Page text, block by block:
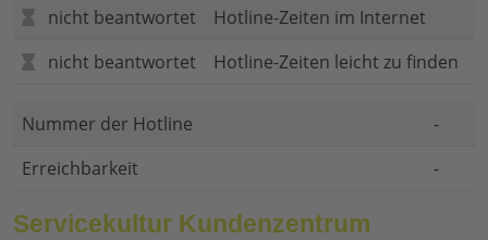
nicht beantwortet
Hotline-Zeiten im Internet
nicht beantwortet
Hotline-Zeiten leicht zu finden
Nummer der Hotline
-
Erreichbarkeit
-
Servicekultur Kundenzentrum